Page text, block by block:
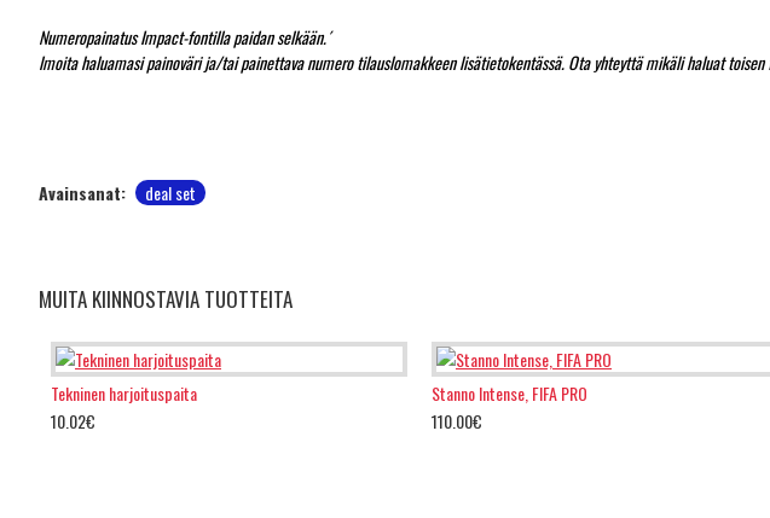
Numeropainatus Impact-fontilla paidan selkään.´
lmoita haluamasi painoväri ja/tai painettava numero tilauslomakkeen lisätietokentässä. Ota yhteyttä mikäli haluat
Avainsanat: deal set
MUITA KIINNOSTAVIA TUOTTEITA
Tekninen harjoituspaita
10.02€
Stanno Intense, FIFA PRO
110.00€